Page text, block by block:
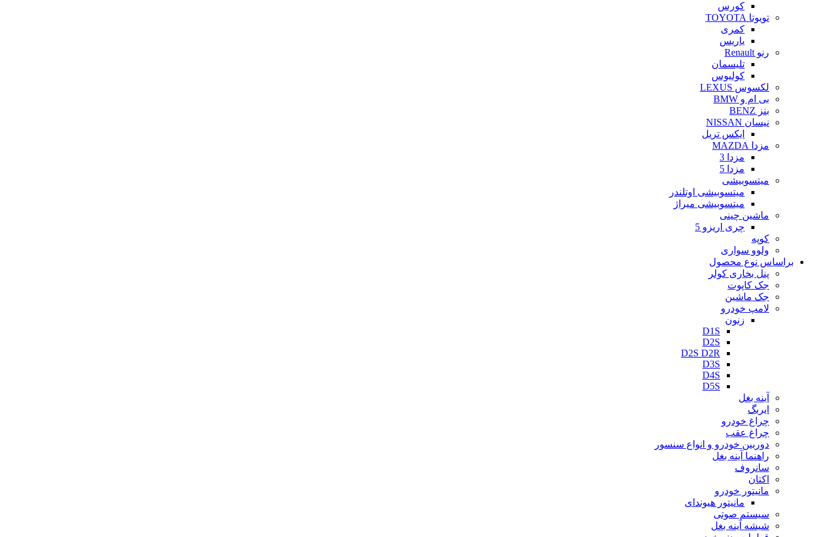
کورس
تویوتا TOYOTA
کمری
یاریس
رنو Renault
تلیسمان
کولیوس
لکسوس LEXUS
بی ام و BMW
بنز BENZ
نیسان NISSAN
ایکس تریل
مزدا MAZDA
مزدا 3
مزدا 5
میتسوبیشی
میتسوبیشی اوتلندر
میتسوبیشی میراژ
ماشین چینی
چری اریزو 5
کوپه
ولوو سواری
براساس نوع محصول
پنل بخاری کولر
جک کاپوت
جک ماشین
لامپ خودرو
زنون
D1S
D2S
D2S D2R
D3S
D4S
D5S
آینه بغل
ایربگ
چراغ خودرو
چراغ عقب
دوربین خودرو و انواع سنسور
راهنما آینه بغل
سانروف
اکتان
مانیتور خودرو
مانیتور هیوندای
سیستم صوتی
شیشه آینه بغل